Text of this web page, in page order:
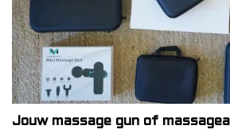
Jouw massage gun of